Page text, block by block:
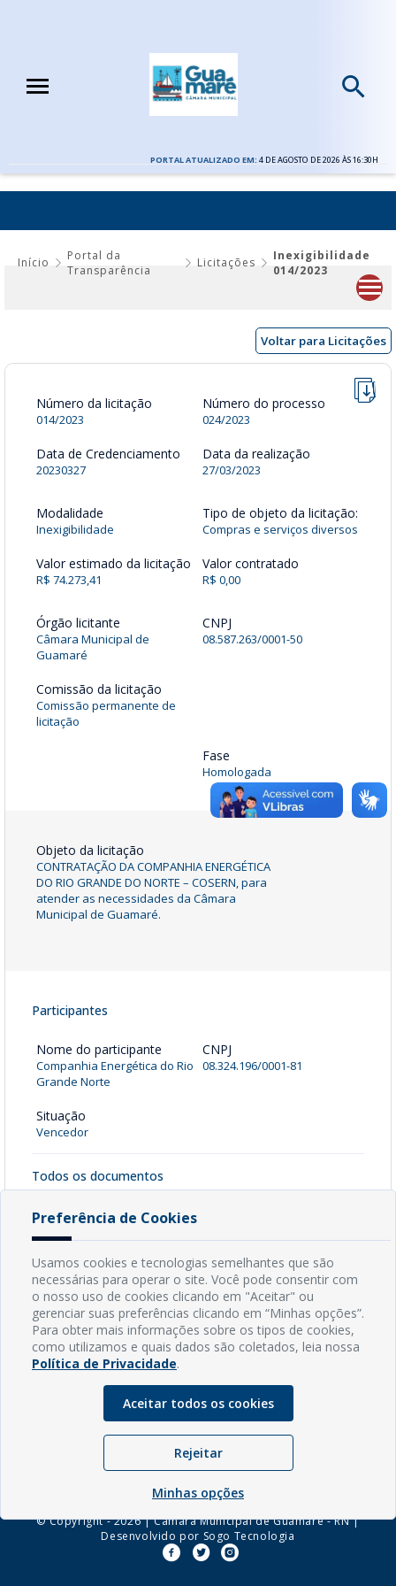
PORTAL ATUALIZADO EM: 4 DE AGOSTO DE 2026 ÀS 16:30H
Início
Portal da
Transparência
Licitações
Inexigibilidade
014/2023
Voltar para Licitações
Número da licitação
014/2023
Número do processo
024/2023
Data de Credenciamento
20230327
Data da realização
27/03/2023
Modalidade
Inexigibilidade
Tipo de objeto da licitação:
Compras e serviços diversos
Valor estimado da licitação
R$ 74.273,41
Valor contratado
R$ 0,00
Órgão licitante
Câmara Municipal de
Guamaré
CNPJ
08.587.263/0001-50
Comissão da licitação
Comissão permanente de
licitação
Fase
Homologada
Objeto da licitação
CONTRATAÇÃO DA COMPANHIA ENERGÉTICA
DO RIO GRANDE DO NORTE – COSERN, para
atender as necessidades da Câmara
Municipal de Guamaré.
Participantes
Nome do participante
Companhia Energética do Rio
Grande Norte
CNPJ
08.324.196/0001-81
Situação
Vencedor
Todos os documentos
Baixar Arquivo
INFORMAÇÕES
Endereço: Rua Capitão Vicente de Brito, S/N - Centro
CEP: 59598-000 - Guamaré - RN
Contato: (84) 3525-2032
E-mail: diretoria@guamare.rn.leg.br
Horário: Segunda a sexta-feira, das 8h às 12h
© Copyright - 2026 | Câmara Municipal de Guamaré - RN |
Desenvolvido por Sogo Tecnologia
Preferência de Cookies
Usamos cookies e tecnologias semelhantes que são
necessárias para operar o site. Você pode consentir com
o nosso uso de cookies clicando em "Aceitar" ou
gerenciar suas preferências clicando em “Minhas opções”.
Para obter mais informações sobre os tipos de cookies,
como utilizamos e quais dados são coletados, leia nossa
Política de Privacidade.
Aceitar todos os cookies
Rejeitar
Minhas opções